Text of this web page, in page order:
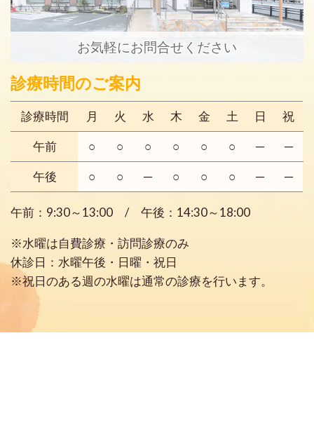
お気軽にお問合せください
診療時間のご案内
診療時間 月 火 水 木 金 土 日 祝
午前 ○ ○ ○ ○ ○ ○ ─ ─
午後 ○ ○ ─ ○ ○ ○ ─ ─
午前：9:30～13:00 / 午後：14:30～18:00
※水曜は自費診療・訪問診療のみ
休診日： 水曜午後・日曜・祝日
※祝日のある週の水曜は通常の診療を行います。